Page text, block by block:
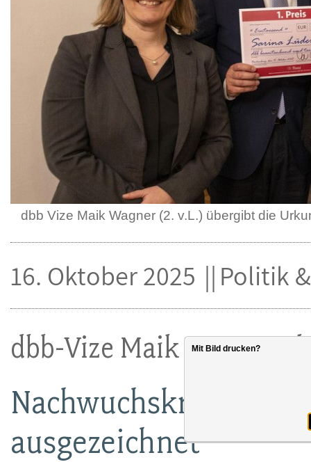
dbb Vize Maik Wagner (2. v.L.) übergibt die
dbb-Vize Maik Wagner
Nachwuchskräfte des
ausgezeichnet
16. Oktober 2025 Politik
Mit Bild drucken?